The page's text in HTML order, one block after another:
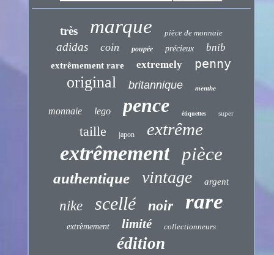
très marque pièce de monnaie
adidas coin poupée précieux bnib
extrêmement rare extremely penny
original britannique menthe
monnaie lego pence étiquettes super
taille japon extrême
extrêmement pièce
authentique vintage argent
nike scellé noir rare
extrèmement limité collectionneurs
édition